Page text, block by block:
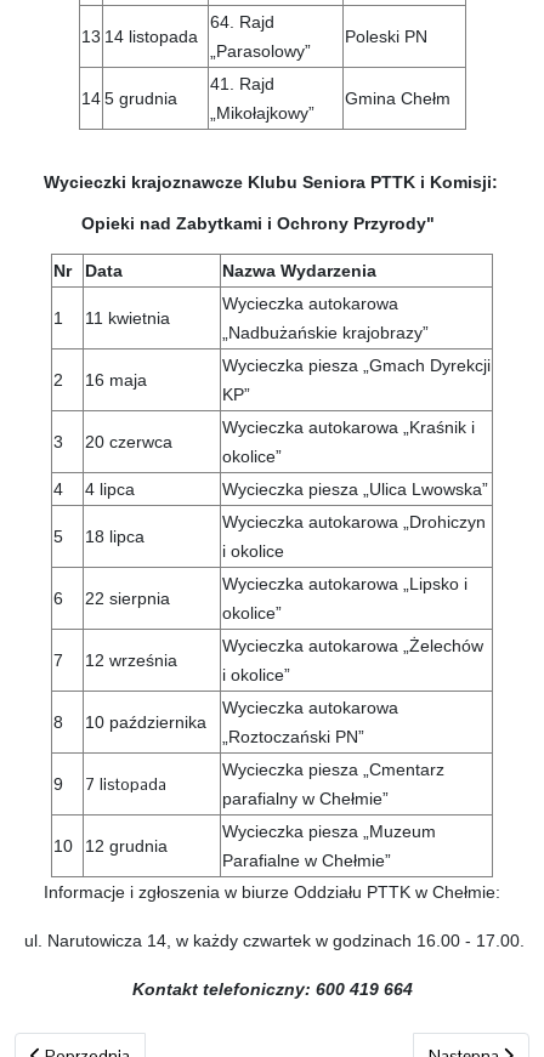
13 14 listopada
64. Rajd
„Parasolowy”
Poleski PN
14 5 grudnia
41. Rajd
„Mikołajkowy”
Gmina Chełm
Wycieczki krajoznawcze Klubu Seniora PTTK i Komisji:
Opieki nad Zabytkami i Ochrony Przyrody"
Nr Data Nazwa Wydarzenia
1 11 kwietnia
Wycieczka autokarowa
„Nadbużańskie krajobrazy”
2 16 maja
Wycieczka piesza „Gmach Dyrekcji
KP”
3 20 czerwca
Wycieczka autokarowa „Kraśnik i
okolice”
4
4 lipca Wycieczka piesza „Ulica Lwowska”
5 18 lipca
Wycieczka autokarowa „Drohiczyn
i okolice
6 22 sierpnia
Wycieczka autokarowa „Lipsko i
okolice”
7 12 września
Wycieczka autokarowa „Żelechów
i okolice”
8 10 października
Wycieczka autokarowa
„Roztoczański PN”
9 7 listopada
Wycieczka piesza „Cmentarz
parafialny w Chełmie”
10 12 grudnia
Wycieczka piesza „Muzeum
Parafialne w Chełmie”
Informacje i zgłoszenia w biurze Oddziału PTTK w Chełmie:
ul. Narutowicza 14, w każdy czwartek w godzinach 16.00 - 17.00.
Kontakt telefoniczny: 600 419 664